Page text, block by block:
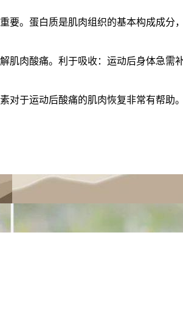
要。蛋白质是肌肉组织的基本构成成分
肌肉酸痛。利于吸收：运动后身体急需
对于运动后酸痛的肌肉恢复非常有帮助